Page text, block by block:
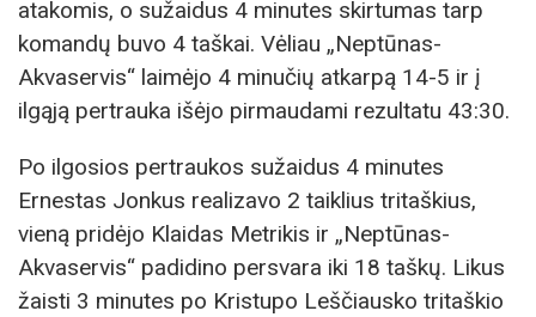
atakomis, o sužaidus 4 minutes skirtumas tarp
komandų buvo 4 taškai. Vėliau „Neptūnas-
Akvaservis“ laimėjo 4 minučių atkarpą 14-5 ir į
ilgąją pertrauka išėjo pirmaudami rezultatu 43:30.
Po ilgosios pertraukos sužaidus 4 minutes
Ernestas Jonkus realizavo 2 taiklius tritaškius,
vieną pridėjo Klaidas Metrikis ir „Neptūnas-
Akvaservis“ padidino persvara iki 18 taškų. Likus
žaisti 3 minutes po Kristupo Leščiausko tritaškio